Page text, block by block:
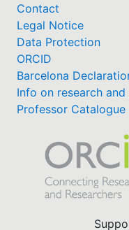
Contact
Legal Notice
Data Protection
ORCID
Barcelona
Info on research
Professor Catalogue